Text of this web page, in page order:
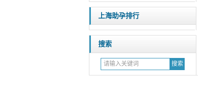
上海助孕排行
搜索